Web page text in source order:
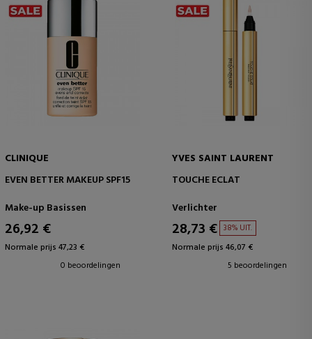
CLINIQUE
EVEN BETTER MAKEUP SPF15
Make-up Basissen
26,92 €
Normale prijs 47,23 €
0 beoordelingen
YVES SAINT LAURENT
TOUCHE ECLAT
Verlichter
28,73 € 38% UIT.
Normale prijs 46,07 €
5 beoordelingen